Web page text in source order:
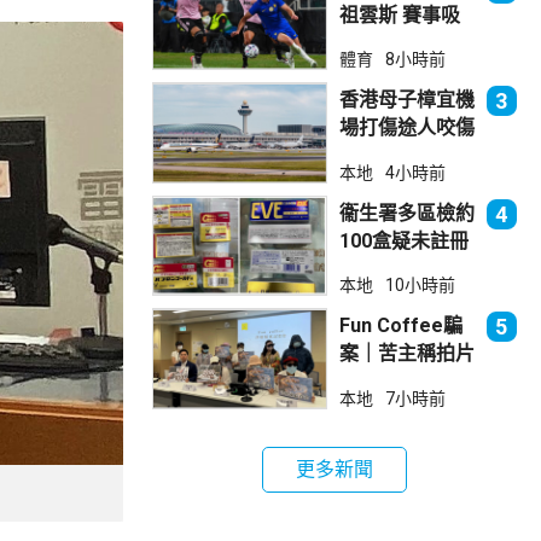
祖雲斯 賽事吸
入場
體育 8小時前
香港母子樟宜機
場打傷途人咬傷
法院判囚
3
本地 4小時前
衞生署多區檢約
100盒疑未註冊
拘38歲男子
4
本地 10小時前
Fun Coffee騙
案｜苦主稱拍片
立法會議員倡加
5
本地 7小時前
更多新聞